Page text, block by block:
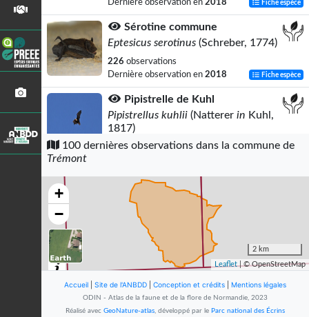
Dernière observation en 2018 Fiche espèce
Sérotine commune
Eptesicus serotinus (Schreber, 1774)
226 observations
Dernière observation en 2018 Fiche espèce
Pipistrelle de Kuhl
Pipistrellus kuhlii (Natterer in Kuhl,
1817)
208observations
Pipistrelle de Nathusius
Pipistrellus nathusii(Keyserling &
Blasius, 1839)
observations
Dernière observation en 2018 Fiche espèce
Noctule de Leisler
Nyctalus leisleri(Kuhl, 1817)
100 dernières observations dans la commune de
Trémont
+
−
2 km
Leaflet| © OpenStreetMap
Accueil Site de l'ANBDD Conception et crédits Mentions légales
ODIN - Atlas de la faune et de la flore de Normandie, 2023
Réalisé avec GeoNature-atlas, développé par le Parc national des Écrins